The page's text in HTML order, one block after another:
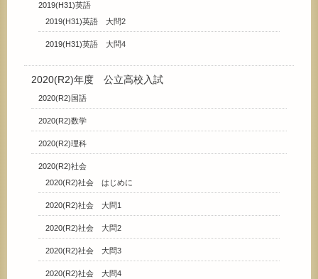
2019(H31)英語
2019(H31)英語 大問2
2019(H31)英語 大問4
2020(R2)年度 公立高校入試
2020(R2)国語
2020(R2)数学
2020(R2)理科
2020(R2)社会
2020(R2)社会 はじめに
2020(R2)社会 大問1
2020(R2)社会 大問2
2020(R2)社会 大問3
2020(R2)社会 大問4